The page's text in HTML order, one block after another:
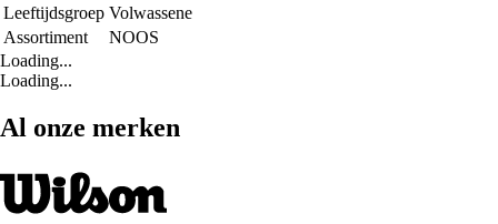
Leeftijdsgroep Volwassene
Assortiment
NOOS
Loading...
Loading...
Al onze merken